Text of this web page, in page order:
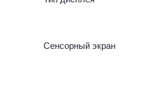
Сенсорный экран